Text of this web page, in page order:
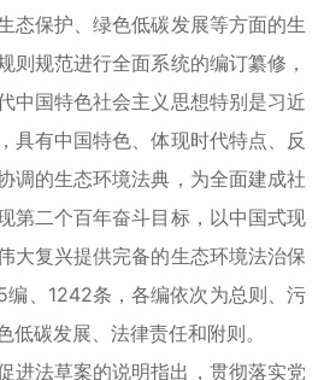
态保护、绿色低碳发展等方面的生
则规范进行全面系统的编订纂修，
中国特色社会主义思想特别是习近
具有中国特色、体现时代特点、反
调的生态环境法典，为全面建成社
第二个百年奋斗目标，以中国式现
大复兴提供完备的生态环境法治保
编、1242条，各编依次为总则、污
低碳发展、法律责任和附则。
进法草案的说明指出，贯彻落实党